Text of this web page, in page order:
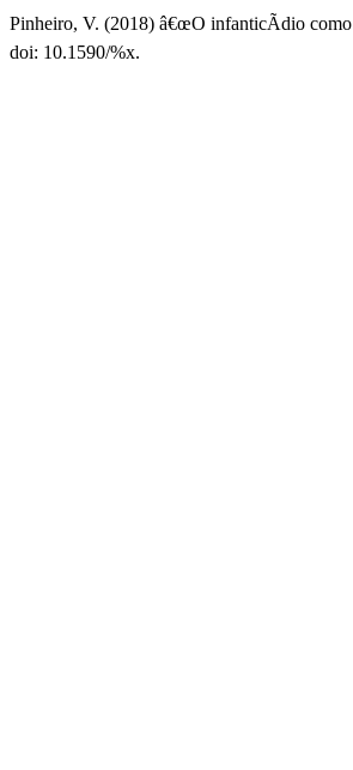
Pinheiro, V. (2018) â€œO infanticÃ­dio
doi: 10.1590/%x.